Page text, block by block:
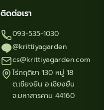
ติดต่อเรา
093-535-1030
@krittiyagarden
cs@krittiyagarden.com
ไร่กฤติยา 130 หมู่ 18
ต.เชียงยืน อ.เชียงยืน
จ.มหาสารคาม 44160